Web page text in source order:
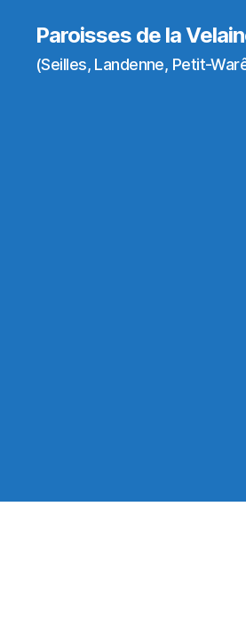
Paroisses de la
(Seilles, Landenne, Petit-